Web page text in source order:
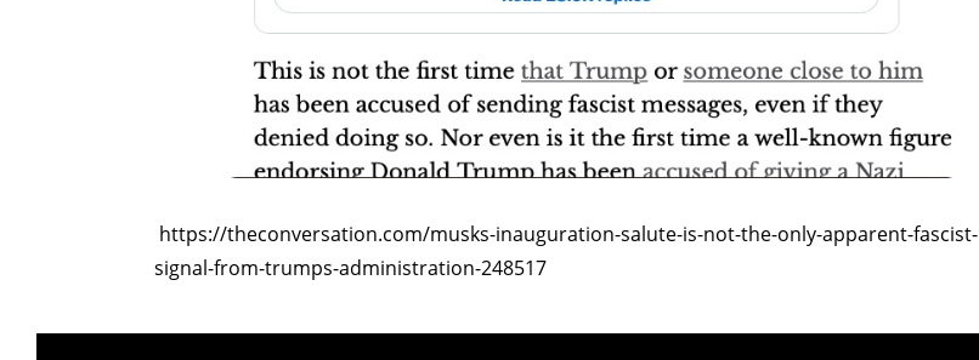
ART WORLD CULTURAL ESSAYS POP CULTURE JP-SOCIETY
https://theconversation.com/musks-inauguration-salute-is-not-the-only-apparent-fascist-
signal-from-trumps-administration-248517